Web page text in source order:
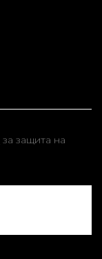
за защита на